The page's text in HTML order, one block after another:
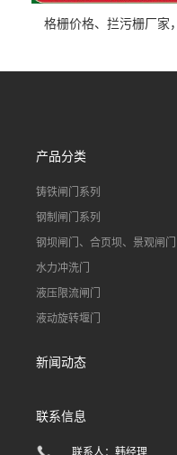
格栅价格、拦污栅厂家，
产品分类
铸铁闸门系列
钢制闸门系列
钢坝闸门、合页坝、景观闸门
水力冲洗门
液压限流闸门
液动旋转堰门
新闻动态
联系信息
联系人：韩经理